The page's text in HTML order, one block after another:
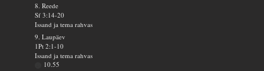
8. Reede
Sf 3:14-20
Issand ja tema rahvas
9. Laupäev
1Pt 2:1-10
Issand ja tema rahvas
10.55